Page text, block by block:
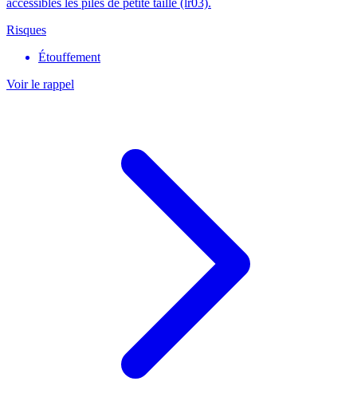
accessibles les piles de petite taille (lr03).
Risques
Étouffement
Voir le rappel